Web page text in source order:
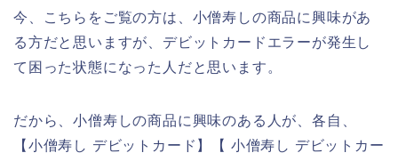
今、こちらをご覧の方は、小僧寿しの商品に興味があ
る方だと思いますが、デビットカードエラーが発生し
て困った状態になった人だと思います。
だから、小僧寿しの商品に興味のある人が、各自、
【小僧寿し デビットカード】【 小僧寿し デビットカー